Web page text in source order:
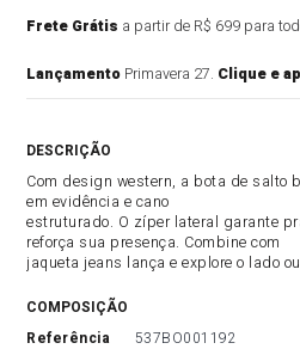
Frete Grátis a partir de R$ 699 para
Lançamento Primavera 27. Clique e
Com design western, a bota de salto
em evidência e cano
estruturado. O zíper lateral garante
reforça sua presença. Combine com
jaqueta jeans lança e explore o lado
COMPOSIÇÃO
referência
537BO001192